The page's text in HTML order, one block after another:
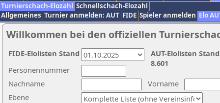
Turnierschach-Elozahl Schnellschach-Elozahl
Allgemeines Turnier anmelden: AUT FIDE Spieler anmelden Elo
Willkommen bei den offiziellen
Nachname
Vorname
Ebene
Personennummer
AUT-Elolisten
8.601
FIDE-Elolisten Stand